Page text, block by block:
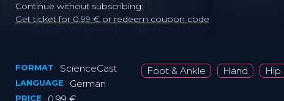
Continue without subscribing:
Get ticket for 0.99 € or redeem coupon code
FORMAT ScienceCast
LANGUAGE German
PRICE
Foot & Ankle Hand Hip